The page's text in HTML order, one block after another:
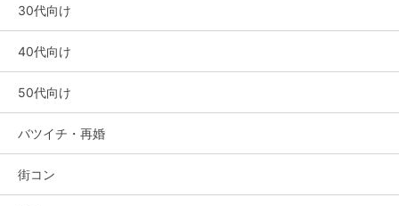
30代向け
40代向け
50代向け
バツイチ・再婚
街コン